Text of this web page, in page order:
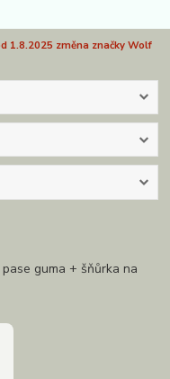
1.8.2025 změna značky Wolf
guma + šňůrka na